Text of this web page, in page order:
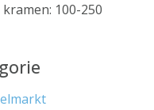
100-250